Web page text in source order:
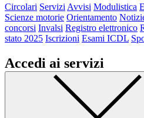
Circolari Servizi Avvisi Modulistica
Scienze motorie Orientamento
concorsi Invalsi Registro elettronico
stato 2025 Iscrizioni Esami ICDL
Accedi ai servizi